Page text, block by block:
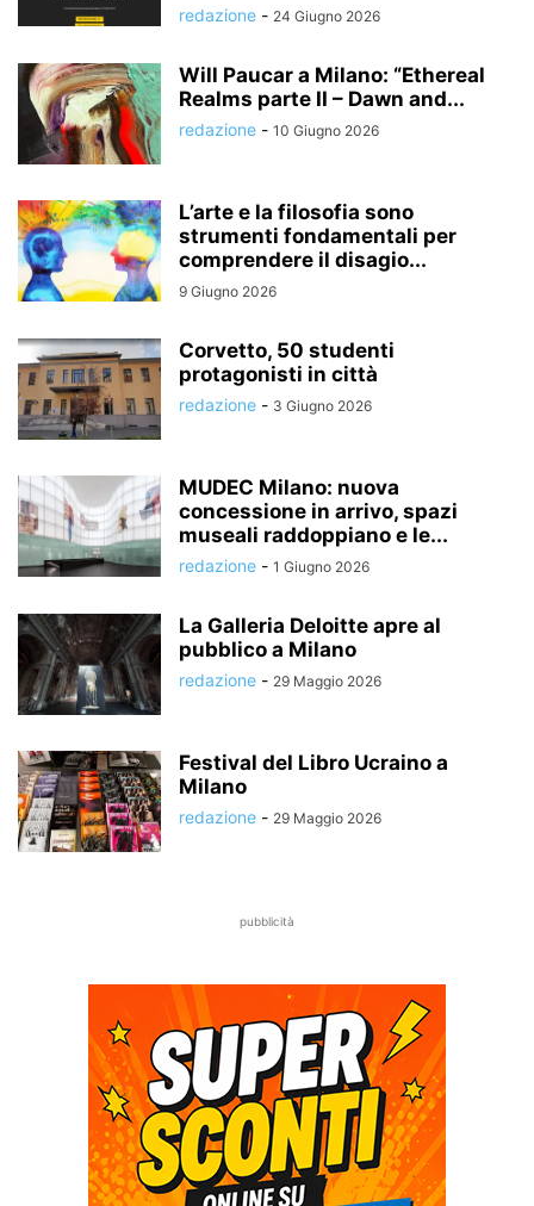
redazione - 24 Giugno 2026
Will Paucar a Milano: “Ethereal
Realms parte II – Dawn and...
redazione - 10 Giugno 2026
L’arte e la filosofia sono
strumenti fondamentali per
comprendere il disagio...
9 Giugno 2026
Corvetto, 50 studenti
protagonisti in città
redazione - 3 Giugno 2026
MUDEC Milano: nuova
concessione in arrivo, spazi
museali raddoppiano e le...
redazione - 1 Giugno 2026
La Galleria Deloitte apre al
pubblico a Milano
redazione - 29 Maggio 2026
Festival del Libro Ucraino a
Milano
redazione - 29 Maggio 2026
pubblicità